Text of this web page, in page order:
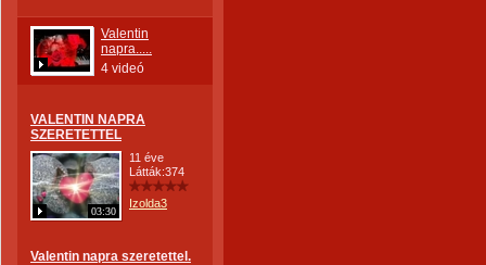
Valentin
napra.....
4 videó
VALENTIN NAPRA
SZERETETTEL
03:30
11 éve
Látták:374
Izolda3
Valentin napra szeretettel.